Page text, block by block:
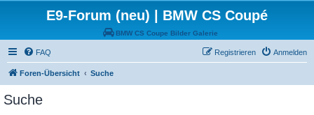
E9-Forum (neu) | BMW CS Coupé
BMW CS Coupe Bilder Galerie
FAQ Anmelden
Registrieren
Foren-Übersicht Suche
Suche